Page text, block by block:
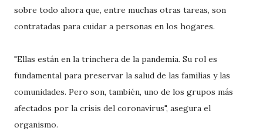
sobre todo ahora que, entre muchas otras tareas, son
contratadas para cuidar a personas en los hogares.
"Ellas están en la trinchera de la pandemia. Su rol es
fundamental para preservar la salud de las familias y las
comunidades. Pero son, también, uno de los grupos más
afectados por la crisis del coronavirus", asegura el
organismo.